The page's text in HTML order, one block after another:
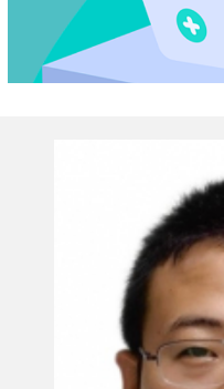
会议”；从1996年至2001
术高级学习班”；从2001年
会学术会议、从2003年起
会学术会议”，每年不定期
我科整体实力被公认为
肿瘤的诊治在国内、国际
科的多项研究成果多次应
临床肿瘤学会年会（
梯队完整，能解决胃肠外
来，随着外科手术技术的